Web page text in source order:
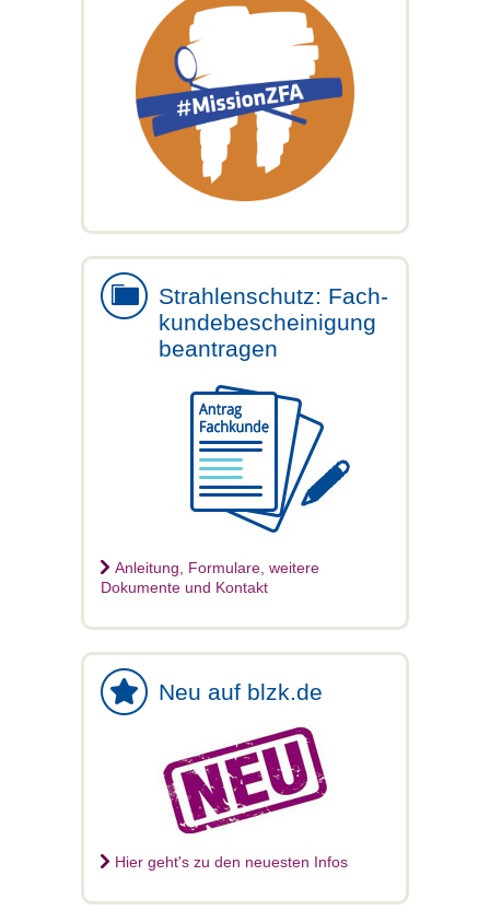
Strahlenschutz: Fach-
kundebescheinigung
beantragen
Anleitung, Formulare, weitere
Dokumente und Kontakt
Neu auf blzk.de
Hier geht's zu den neuesten Infos